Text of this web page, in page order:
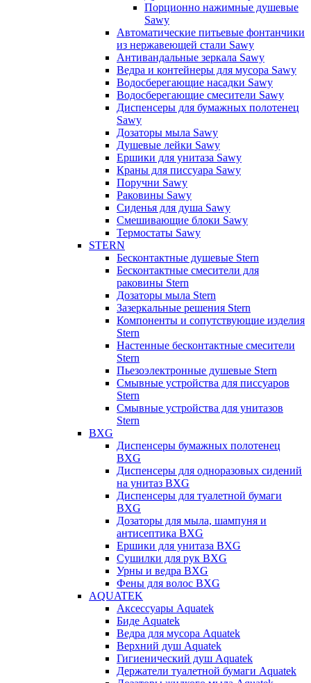
Порционно нажимные душевые
Sawy
Автоматические питьевые фонтанчики
из нержавеющей стали Sawy
Антивандальные зеркала Sawy
Ведра и контейнеры для мусора Sawy
Водосберегающие насадки Sawy
Водосберегающие смесители Sawy
Диспенсеры для бумажных полотенец
Sawy
Дозаторы мыла Sawy
Душевые лейки Sawy
Ершики для унитаза Sawy
Краны для писсуара Sawy
Поручни Sawy
Раковины Sawy
Сиденья для душа Sawy
Смешивающие блоки Sawy
Термостаты Sawy
STERN
Бесконтактные душевые Stern
Бесконтактные смесители для
раковины Stern
Дозаторы мыла Stern
Зазеркальные решения Stern
Компоненты и сопутствующие изделия
Stern
Настенные бесконтактные смесители
Stern
Пьезоэлектронные душевые Stern
Смывные устройства для писсуаров
Stern
Смывные устройства для унитазов
Stern
BXG
Диспенсеры бумажных полотенец
BXG
Диспенсеры для одноразовых сидений
на унитаз BXG
Диспенсеры для туалетной бумаги
BXG
Дозаторы для мыла, шампуня и
антисептика BXG
Ершики для унитаза BXG
Сушилки для рук BXG
Урны и ведра BXG
Фены для волос BXG
AQUATEK
Аксессуары Aquatek
Биде Aquatek
Ведра для мусора Aquatek
Верхний душ Aquatek
Гигиенический душ Aquatek
Держатели туалетной бумаги Aquatek